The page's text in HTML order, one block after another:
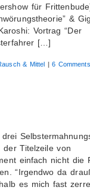
für
&
Vortrag “Der
[…]
& Mittel | 6
der Titelzeile von
einfach nicht die
“Irgendwo da
es mich fast